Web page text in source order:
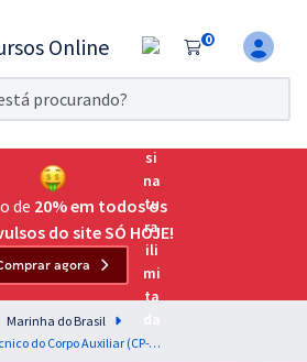
0
11
grátis por 7 dias!
Passar
para o Exame da
para as principais
de 20% em todos os
do site SÓ HOJE!
agora
Marinha do Brasil
Marinha do Brasil - Quadro Técnico do Corpo Auxiliar (CP-T) - Especialidade: Estatística com Orientações para o TAF (Módulo Especial) (Pós-Edital)